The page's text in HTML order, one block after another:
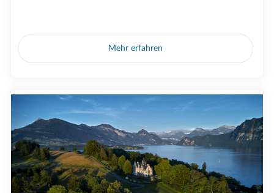
Mehr erfahren